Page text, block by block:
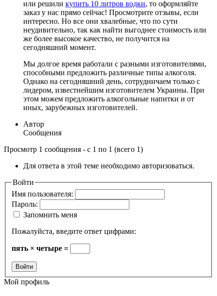
или решили купить 10 литров водки, то оформляйте
заказ у нас прямо сейчас! Просмотрите отзывы, если
интересно. Но все они хвалебные, что по сути
неудивительно, так как найти выгоднее стоимость или
же более высокое качество, не получится на
сегодняшний момент.
Мы долгое время работали с разными изготовителями,
способными предложить различные типы алкоголя.
Однако на сегодняшний день, сотрудничаем только с
лидером, известнейшим изготовителем Украины. При
этом можем предложить алкогольные напитки и от
иных, зарубежных изготовителей.
Автор
Сообщения
Просмотр 1 сообщения - с 1 по 1 (всего 1)
Для ответа в этой теме необходимо авторизоваться.
Войти
Имя пользователя:
Пароль:
Запомнить меня
Пожалуйста, введите ответ цифрами:
пять × четыре =
Войти
Мой профиль